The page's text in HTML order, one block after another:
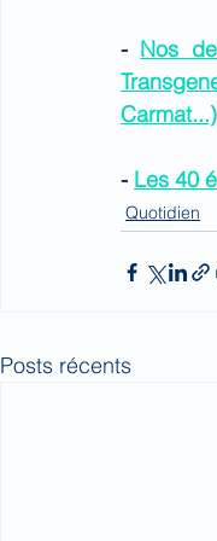
- Nos
Carmat...)
- Les 40
Quotidien
Posts récents